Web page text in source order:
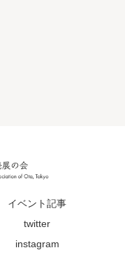
イベント記事
twitter
instagram